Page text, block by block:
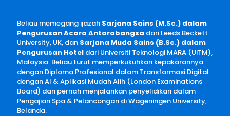
Beliau memegang ijazah Sarjana Sains (M.Sc.) dalam
Pengurusan Acara Antarabangsa dari Leeds Beckett
University, UK, dan Sarjana Muda Sains (B.Sc.) dalam
Pengurusan Hotel dari Universiti Teknologi MARA (UiTM),
Malaysia. Beliau turut memperkukuhkan kepakarannya
dengan Diploma Profesional dalam Transformasi Digital
dengan AI & Aplikasi Mudah Alih (London Examinations
Board) dan pernah menjalankan penyelidikan dalam
Pengajian Spa & Pelancongan di Wageningen University,
Belanda.